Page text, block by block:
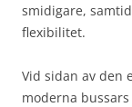
smidigare,
flexibilitet.
Vid sidan av den
moderna